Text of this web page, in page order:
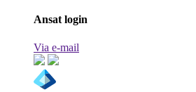
Ansat login
Via e-mail